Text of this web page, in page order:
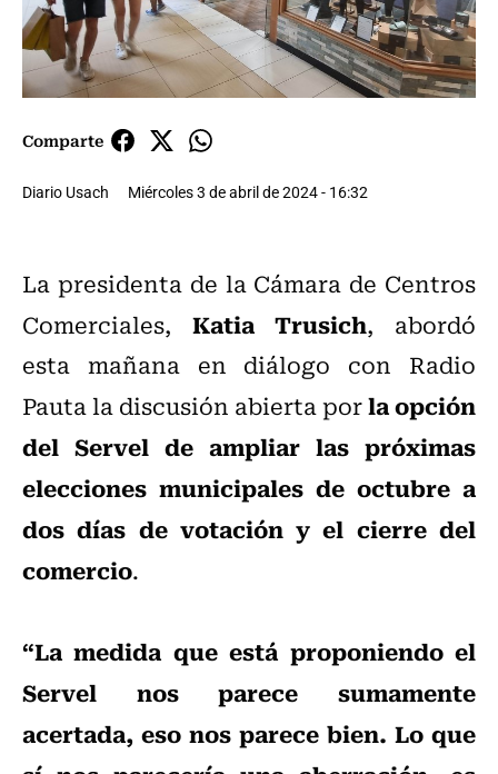
Comparte
Diario Usach Miércoles 3 de abril de 2024 - 16:32
La presidenta de la Cámara de Centros
Comerciales, Katia Trusich, abordó
esta mañana en diálogo con Radio
Pauta la discusión abierta porla opción
del Servel de ampliar las próximas
elecciones municipales de octubre a
dos días de votación y el cierre del
comercio.
“La medida que está proponiendo el
Servel nos parece sumamente
acertada, eso nos parece bien. Lo que